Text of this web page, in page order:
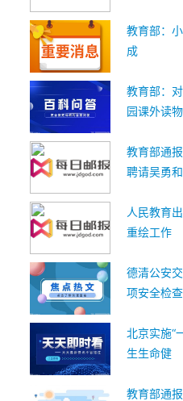
教育部：
成
教育部：
园课外读
教育部通
聘请吴勇
人民教育
重绘工作
德清公安
项安全检查
北京实施“
生生命健
教育部通